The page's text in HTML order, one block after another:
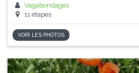
Vagabondages
11 étapes
VOIR LES PHOTOS